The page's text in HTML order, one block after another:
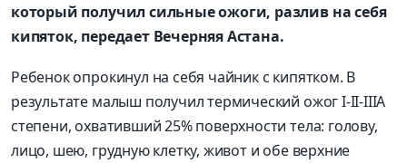
который получил сильные ожоги, разлив на себя
кипяток, передает Вечерняя Астана.
Ребенок опрокинул на себя чайник с кипятком. В
результате малыш получил термический ожог I-II-IIIА
степени, охвативший 25% поверхности тела: голову,
лицо, шею, грудную клетку, живот и обе верхние